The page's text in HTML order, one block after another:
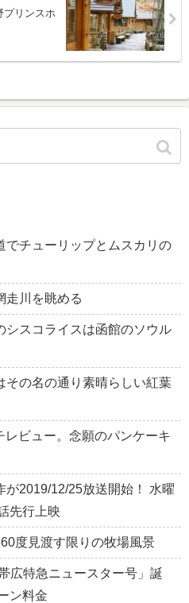
プリンスホ
でチューリップとムスカリの
走川を眺める
シスコライスは函館のソウル
その名の通り素晴らしい紅葉
ビュー。念願のパンケーキ
が2019/12/25放送開始！ 水曜
先行上映
度見渡す限りの牧場風景
広特急ニュースター号」誕
ン料金